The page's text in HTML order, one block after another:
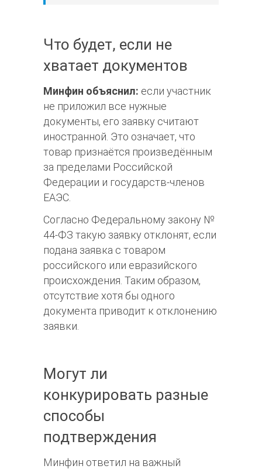
Что будет, если не
хватает документов
Минфин объяснил: если участник
не приложил все нужные
документы, его заявку считают
иностранной. Это означает, что
товар признаётся произведённым
за пределами Российской
Федерации и государств-членов
ЕАЭС.
Согласно Федеральному закону №
44-ФЗ такую заявку отклонят, если
подана заявка с товаром
российского или евразийского
происхождения. Таким образом,
отсутствие хотя бы одного
документа приводит к отклонению
заявки.
Могут ли
конкурировать разные
способы
подтверждения
Минфин ответил на важный